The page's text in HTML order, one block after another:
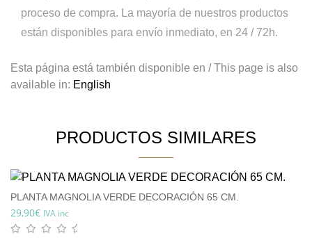
proceso de compra. La mayoría de nuestros productos
están disponibles para envío inmediato, en 24 / 72h.
Esta página está también disponible en / This page is also
available in: English
PRODUCTOS SIMILARES
PLANTA MAGNOLIA VERDE DECORACIÓN 65 CM.
29,90€ IVA inc